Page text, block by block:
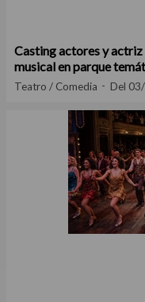
Casting actores y actriz
musical en parque
Teatro / Comedia Del